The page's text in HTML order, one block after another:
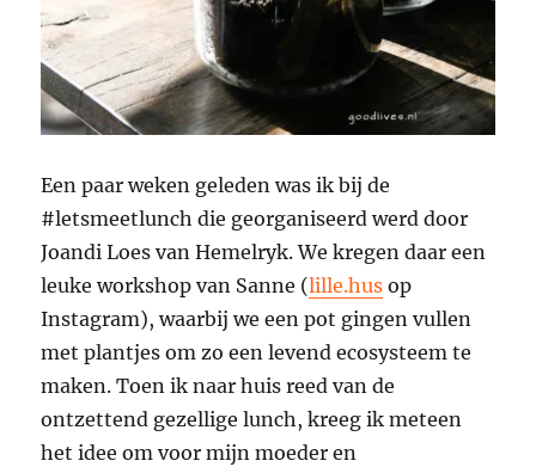
Een paar weken geleden was ik bij de
#letsmeetlunch die georganiseerd werd door
Joandi Loes van Hemelryk. We kregen daar een
leuke workshop van Sanne (lille.hus op
Instagram), waarbij we een pot gingen vullen
met plantjes om zo een levend ecosysteem te
maken. Toen ik naar huis reed van de
ontzettend gezellige lunch, kreeg ik meteen
het idee om voor mijn moeder en